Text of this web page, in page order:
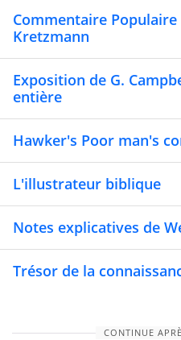
Commentaire
Kretzmann
Exposition de G.
entière
Hawker's Poor man's
L'illustrateur biblique
Notes explicatives de
Trésor de la
CONTINUE